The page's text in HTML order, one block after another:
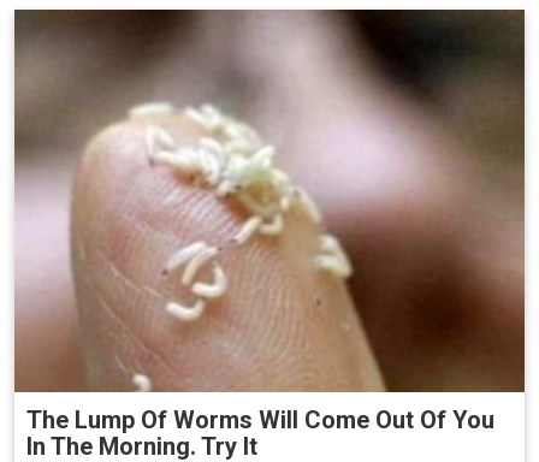
The Lump Of Worms Will Come Out Of You
In The Morning. Try It